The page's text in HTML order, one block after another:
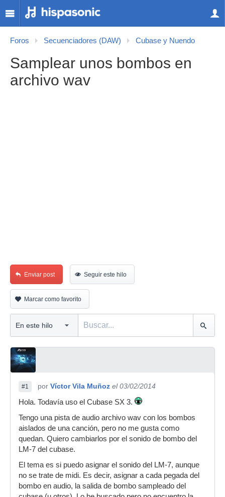
Foros Secuenciadores (DAW) Cubase y Nuendo
Samplear unos bombos en
archivo wav
Enviar post Seguir este hilo
Marcar como favorito
#1 por Víctor Vila Muñoz el 03/02/2014
Hola. Todavía uso el Cubase SX 3.
Tengo una pista de audio archivo wav con los bombos
aislados de una canción, pero no me gusta como
quedan. Quiero cambiarlos por el sonido de bombo del
LM-7 del cubase.
El tema es si puedo asignar el sonido del LM-7, aunque
no se trate de midi. Es decir, asignar a cada pegada del
bombo en audio, la salida de bombo sampleado del